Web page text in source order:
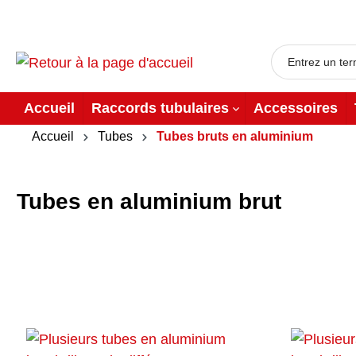
Accueil Raccords tubulaires Accessoires
Accueil Tubes Tubes bruts en aluminium
Tubes en aluminium brut